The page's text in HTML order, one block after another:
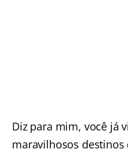
Diz para mim, você já
maravilhosos